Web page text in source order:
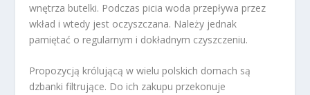
wnętrza butelki. Podczas picia woda przepływa przez
wkład i wtedy jest oczyszczana. Należy jednak
pamiętać o regularnym i dokładnym czyszczeniu.
Propozycją królującą w wielu polskich domach są
dzbanki filtrujące. Do ich zakupu przekonuje